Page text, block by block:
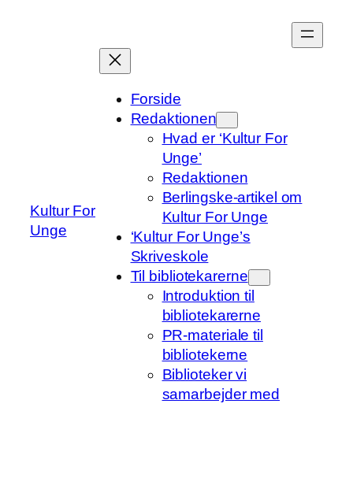
Kultur For
Unge
Forside
Redaktionen
Hvad er ‘Kultur For
Unge’
Redaktionen
Berlingske-artikel om
Kultur For Unge
‘Kultur For Unge’s
Skriveskole
Til bibliotekarerne
Introduktion til
bibliotekarerne
PR-materiale til
bibliotekerne
Biblioteker vi
samarbejder med